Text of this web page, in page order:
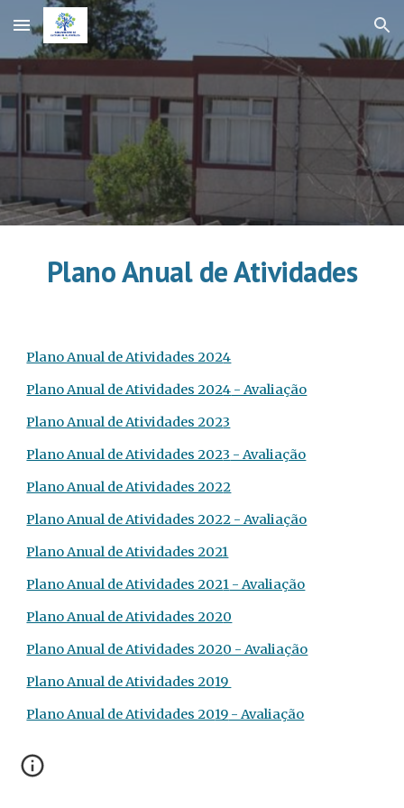
Skip to main content Skip to navigation
Plano Anual de Atividades
Plano Anual de Atividades 2024
Plano Anual de Atividades 2024 - Avaliação
Plano Anual de Atividades 2023
Plano Anual de Atividades 2023 - Avaliação
Plano Anual de Atividades 2022
Plano Anual de Atividades 2022 - Avaliação
Plano Anual de Atividades 2021
Plano Anual de Atividades 2021 - Avaliação
Plano Anual de Atividades 2020
Plano Anual de Atividades 2020 - Avaliação
Plano Anual de Atividades 2019
Plano Anual de Atividades 2019 - Avaliação